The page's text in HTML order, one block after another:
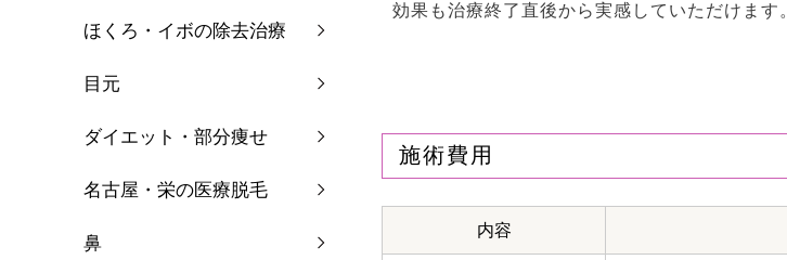
効果も治療終了直後から実感していただけます
施術費用
内容
ほくろ・イボの除去治療
目元
ダイエット・部分痩せ
名古屋・栄の医療脱毛
鼻